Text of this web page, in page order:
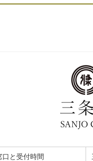
口と受付時間